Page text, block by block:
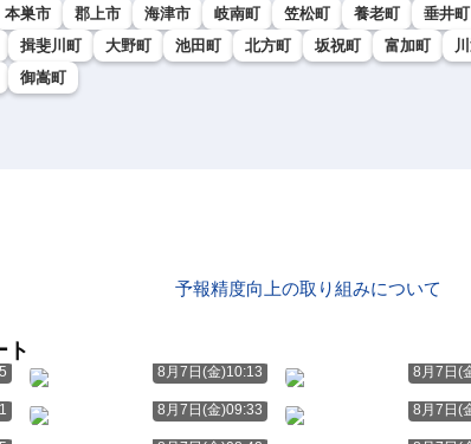
本巣市 郡上市 海津市 岐南町 笠松町 養老町
垂井町
揖斐川町 大野町 池田町 北方町 坂祝町 富加町
御嵩町
予報精度向上の取り組みについて
ト
8月7日(金)10:13 8月7日(
8月7日(金)09:33 8月7日(